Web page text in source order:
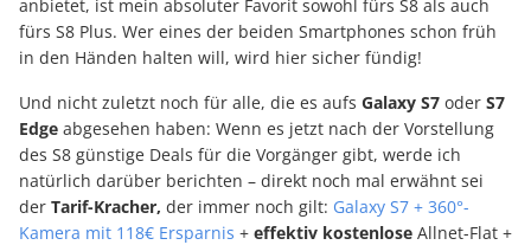
anbietet, ist mein absoluter Favorit sowohl fürs S8 als auch
fürs S8 Plus. Wer eines der beiden Smartphones schon früh
in den Händen halten will, wird hier sicher fündig!
Und nicht zuletzt noch für alle, die es aufs Galaxy S7 oder S7
Edge abgesehen haben: Wenn es jetzt nach der Vorstellung
des S8 günstige Deals für die Vorgänger gibt, werde ich
natürlich darüber berichten – direkt noch mal erwähnt sei
der Tarif-Kracher, der immer noch gilt: Galaxy S7 + 360°-
Kamera mit 118€ Ersparnis + effektiv kostenlose Allnet-Flat +